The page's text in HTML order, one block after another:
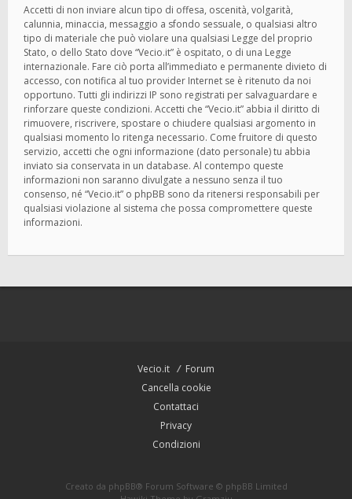
Accetti di non inviare alcun tipo di offesa, oscenità, volgarità,
calunnia, minaccia, messaggio a sfondo sessuale, o qualsiasi altro
tipo di materiale che può violare una qualsiasi Legge del proprio
Stato, o dello Stato dove “Vecio.it” è ospitato, o di una Legge
internazionale. Fare ciò porta all’immediato e permanente divieto di
accesso, con notifica al tuo provider Internet se è ritenuto da noi
opportuno. Tutti gli indirizzi IP sono registrati per salvaguardare e
rinforzare queste condizioni. Accetti che “Vecio.it” abbia il diritto di
rimuovere, riscrivere, spostare o chiudere qualsiasi argomento in
qualsiasi momento lo ritenga necessario. Come fruitore di questo
servizio, accetti che ogni informazione (dato personale) tu abbia
inviato sia conservata in un database. Al contempo queste
informazioni non saranno divulgate a nessuno senza il tuo
consenso, né “Vecio.it” o phpBB sono da ritenersi responsabili per
qualsiasi violazione al sistema che possa compromettere queste
informazioni.
Vecio.it
Forum
Cancella cookie
Contattaci
Privacy
Condizioni
Creato da phpBB® Forum Software © phpBB Limited